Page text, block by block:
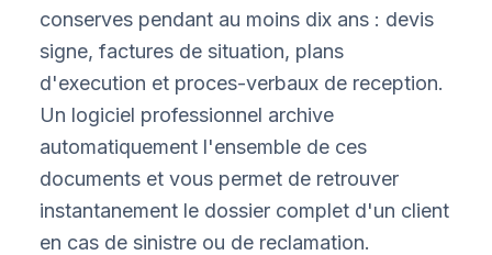
conserves pendant au moins dix ans : devis
signe, factures de situation, plans
d'execution et proces-verbaux de reception.
Un logiciel professionnel archive
automatiquement l'ensemble de ces
documents et vous permet de retrouver
instantanement le dossier complet d'un client
en cas de sinistre ou de reclamation.